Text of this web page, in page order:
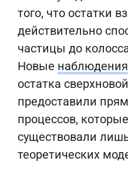
того, что остатки
действительно
частицы до
Новые наблюдения
остатка
предоставили
процессов,
существовали
теоретических